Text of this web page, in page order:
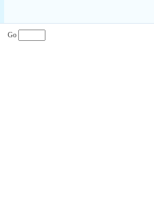
Go